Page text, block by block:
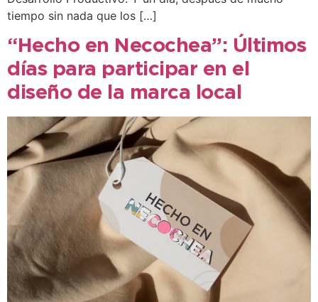
tiempo sin nada que los […]
“Hecho en Necochea”: Últimos
días para participar en el
diseño de la marca local